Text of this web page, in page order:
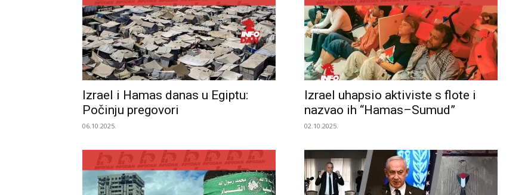
Izrael i Hamas danas u Egiptu:
Počinju pregovori
06.10.2025.
Izrael uhapsio aktiviste s flote i
nazvao ih “Hamas–Sumud”
02.10.2025.